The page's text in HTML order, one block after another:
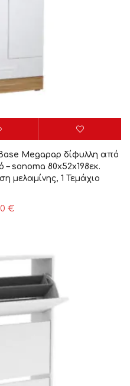
Megapap δίφυλλη από
sonoma 80x52x198εκ.
μελαμίνης, 1 Τεμάχιο
€